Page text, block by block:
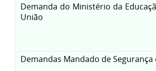
Demanda do Ministério da
União
Demandas Mandado de Segurança